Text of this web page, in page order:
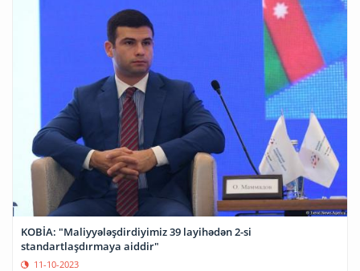
KOBİA: "Maliyyələşdirdiyimiz 39 layihədən 2-si
standartlaşdırmaya aiddir"
11-10-2023